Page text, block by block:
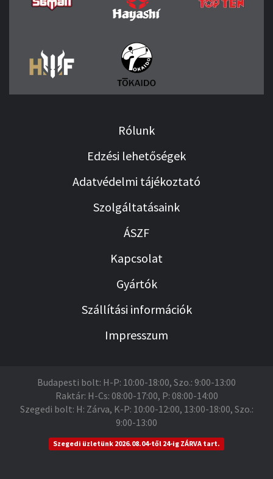
Rólunk
Edzési lehetőségek
Adatvédelmi tájékoztató
Szolgáltatásaink
ÁSZF
Kapcsolat
Gyártók
Szállítási információk
Impresszum
Budapesti bolt: H-P: 10:00-18:00, Szo.: 9:00-13:00
Raktár: H-Cs: 08:00-17:00, P: 08:00-14:00
Szegedi bolt: H: Zárva, K-P: 10:00-12:00, 13:00-18:00, Szo.:
9:00-13:00
Szegedi üzletünk 2026.08.04-től 24-ig ZÁRVA tart.